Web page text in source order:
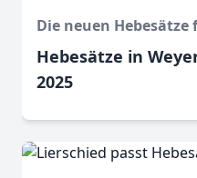
Die neuen Hebesätze
Hebesätze in
2025